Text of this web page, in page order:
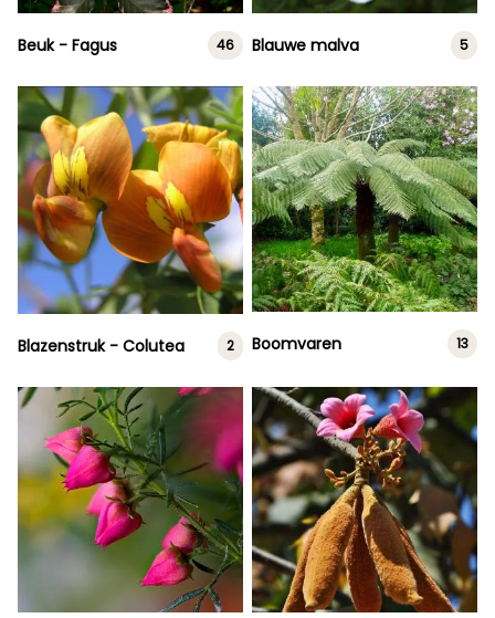
Beuk - Fagus 46 Blauwe malva 5
Blazenstruk - Colutea 2 Boomvaren 13